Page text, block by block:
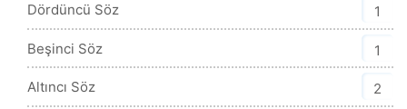
Dördüncü Söz 1
Beşinci Söz 1
Altıncı Söz 2